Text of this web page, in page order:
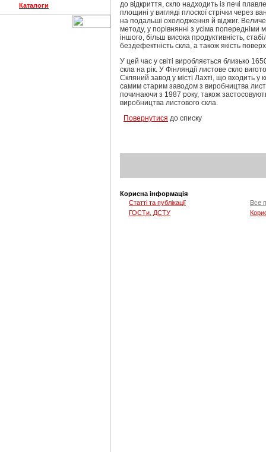
Каталоги
до відкриття, скло надходить із печі
площині у вигляді плоскої стрічки через
на подальші охолодження й віджиг.
методу, у порівнянні з усіма попередніми
іншого, більш висока продуктивність,
бездефектність скла, а також якість
У цей час у світі виробляється близько
скла на рік. У Фінляндії листове скло
Скляний завод у місті Лахті, що входить у
самим старим заводом з виробництва
починаючи з 1987 року, також
виробництва листового скла.
Повернутися до списку
Корисна інформація
Статті та публікації
Все
ГОСТи, ДСТУ